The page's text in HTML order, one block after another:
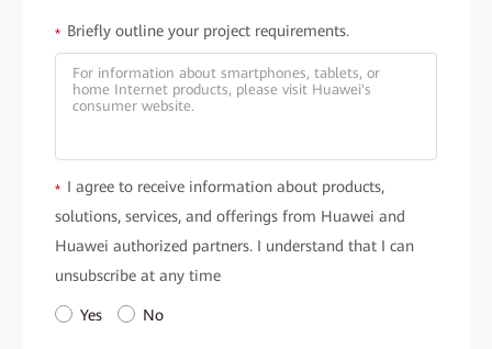
• 138 吋巨型 4K 顯示屏：提供高精度畫質和 85% BT.2020 色域，
適合高端視覺效果需求。
• 內置高品質立體聲喇叭：覆蓋60Hz 至 20kHz 頻率範圍，音質清
晰震撼，提升宴會、會議和娛樂體驗。
• 先進 flip-chip COB 技術：低能耗設計，保持較低運行溫度，保
障長時間穩定運行。
各種酒店場景。
* Briefly outline your project requirements.
* I agree to receive information about products,
solutions, services, and offerings from Huawei and
Huawei authorized partners. I understand that I can
unsubscribe at any time
Yes No